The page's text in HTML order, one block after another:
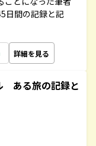
日間の記録と記
詳細を見る
ある旅の記録と